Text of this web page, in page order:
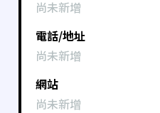
尚未新增
電話/地址
尚未新增
網站
尚未新增